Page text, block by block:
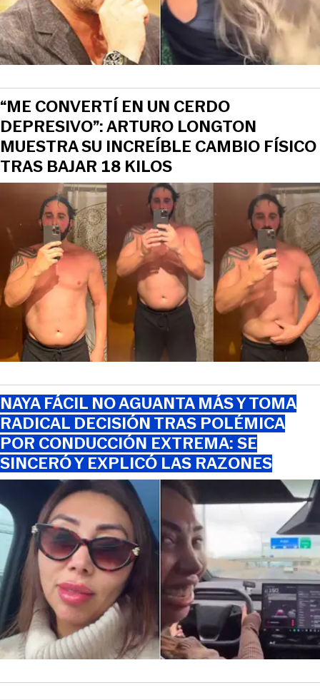
“ME CONVERTÍ EN UN CERDO
DEPRESIVO”: ARTURO LONGTON
MUESTRA SU INCREÍBLE CAMBIO FÍSICO
TRAS BAJAR 18 KILOS
NAYA FÁCIL NO AGUANTA MÁS Y TOMA
RADICAL DECISIÓN TRAS POLÉMICA
POR CONDUCCIÓN EXTREMA: SE
SINCERÓ Y EXPLICÓ LAS RAZONES